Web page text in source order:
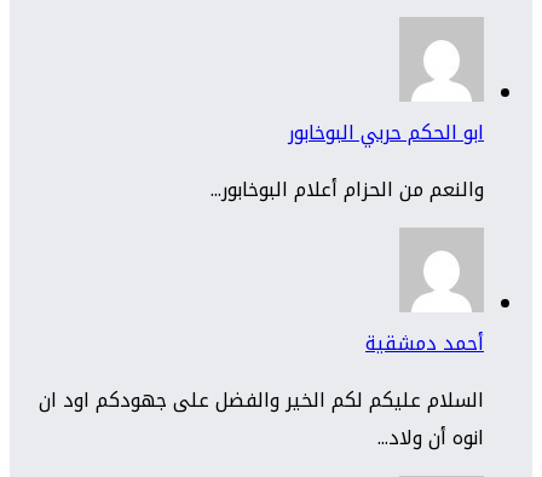
ابو الحكم حربي البوخابور
والنعم من الحزام أعلام البوخابور...
أحمد دمشقية
السلام عليكم لكم الخير والفضل على جهودكم اود ان
انوه أن ولاد...